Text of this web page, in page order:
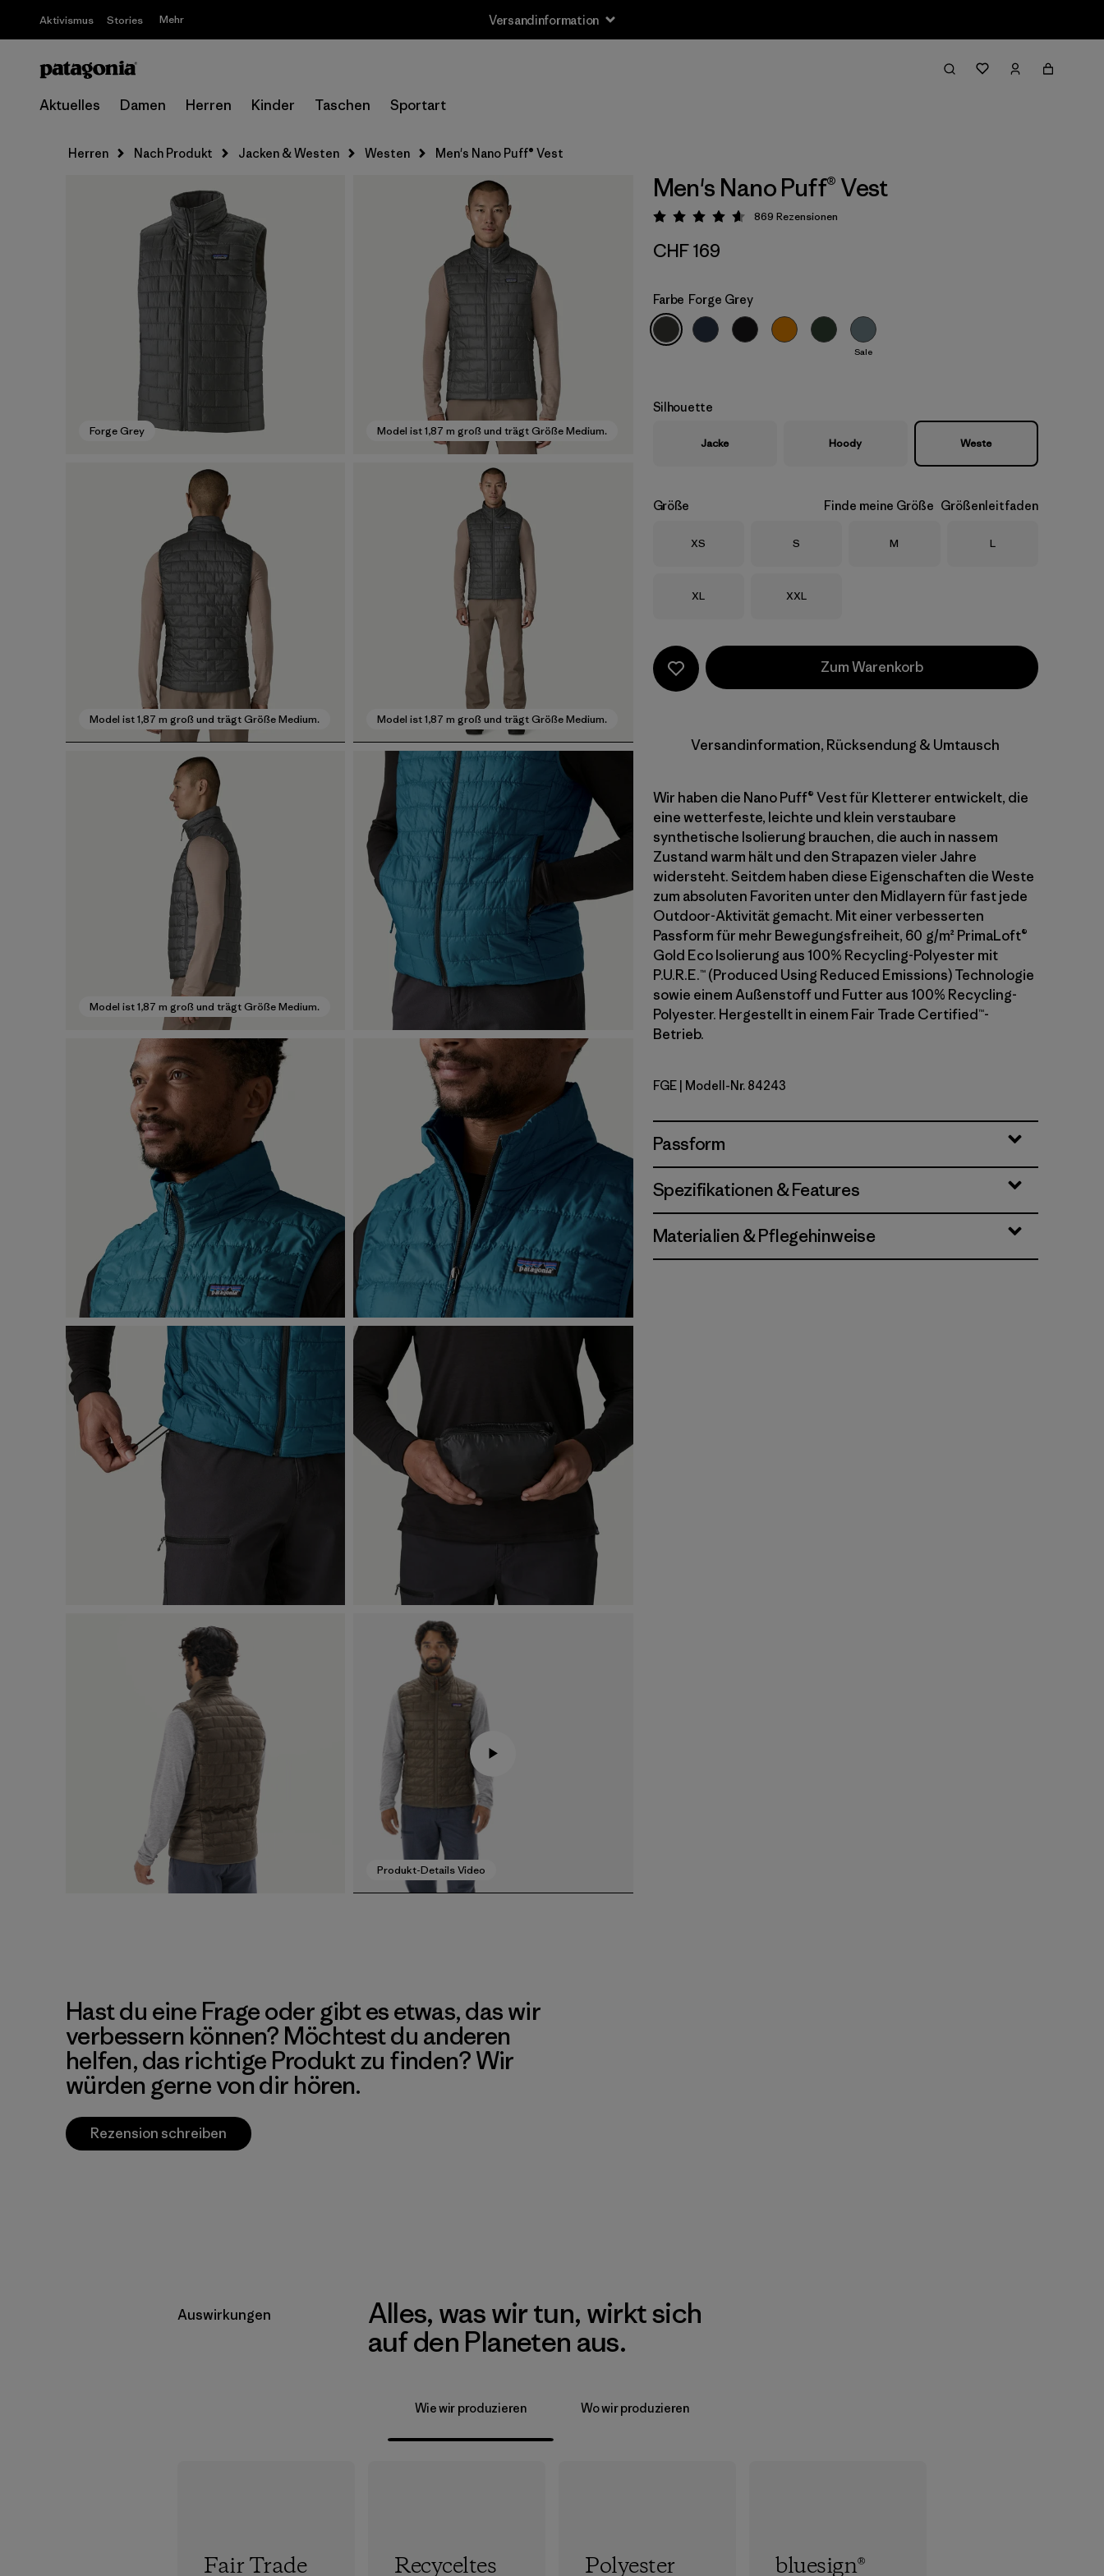
Aktivismus Stories Mehr Versandinformation
Aktuelles Damen Herren Kinder Taschen Sportart
Herren Nach Produkt Jacken & Westen Westen Men's Nano Puff® Vest
Forge Grey Model ist 1,87 m groß und trägt Größe Medium.
Model ist 1,87 m groß und trägt Größe Medium. Model ist 1,87 m groß und trägt Größe Medium.
Model ist 1,87 m groß und trägt Größe Medium.
Produkt-Details Video
Men's Nano Puff® Vest
Bewertung: 4.7 / 5
869 Rezensionen
CHF 169
Farbe Forge Grey
Sale
Silhouette
Jacke Hoody Weste
Größe Finde meine Größe Größenleitfaden
Größe
XS Größe
S Größe
M Größe
L
Größe
XL Größe
XXL
Zum Warenkorb
Versandinformation, Rücksendung & Umtausch
Wir haben die Nano Puff® Vest für Kletterer entwickelt, die
eine wetterfeste, leichte und klein verstaubare
synthetische Isolierung brauchen, die auch in nassem
Zustand warm hält und den Strapazen vieler Jahre
widersteht. Seitdem haben diese Eigenschaften die Weste
zum absoluten Favoriten unter den Midlayern für fast jede
Outdoor-Aktivität gemacht. Mit einer verbesserten
Passform für mehr Bewegungsfreiheit, 60 g/m² PrimaLoft®
Gold Eco Isolierung aus 100% Recycling-Polyester mit
P.U.R.E.™ (Produced Using Reduced Emissions) Technologie
sowie einem Außenstoff und Futter aus 100% Recycling-
Polyester. Hergestellt in einem Fair Trade Certified™-
Betrieb.
Forge Grey
FGE | Modell-Nr. 84243
Passform
Spezifikationen & Features
Materialien & Pflegehinweise
Hast du eine Frage oder gibt es etwas, das wir
verbessern können? Möchtest du anderen
helfen, das richtige Produkt zu finden? Wir
würden gerne von dir hören.
Rezension schreiben
Auswirkungen
Alles, was wir tun, wirkt sich
auf den Planeten aus.
Wie wir produzieren Wo wir produzieren
Fair Trade Recyceltes Polyester bluesign®